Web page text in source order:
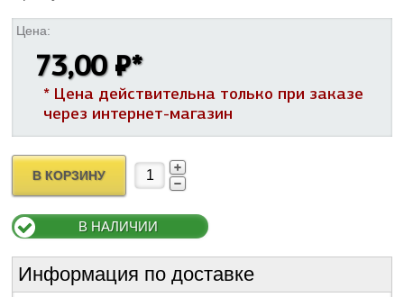
Цена:
73,00 ₽*
* Цена действительна только при заказе
через интернет-магазин
В КОРЗИНУ
В НАЛИЧИИ
Информация по доставке